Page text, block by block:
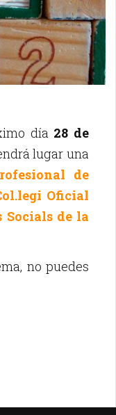
día 28 de
lugar una
de
Oficial
Socials de la
no puedes